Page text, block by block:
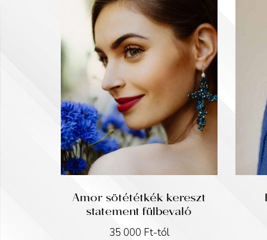
Amor sötététkék kereszt
statement fülbevaló
35 000 Ft-tól